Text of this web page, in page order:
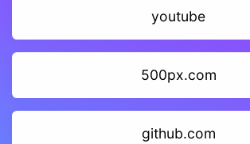
youtube
500px.com
github.com